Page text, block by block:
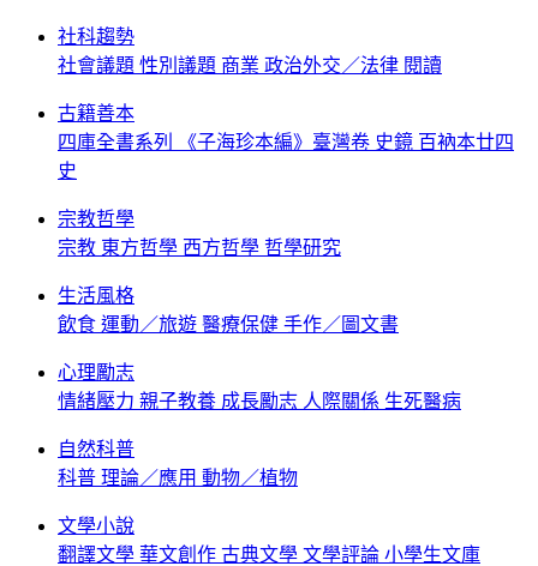
社科趨勢
社會議題 性別議題 商業 政治外交／法律 閱讀
古籍善本
四庫全書系列
《子海珍本編》臺灣卷 史鏡 百衲本廿四
史
宗教哲學
宗教 東方哲學 西方哲學 哲學研究
生活風格
飲食 運動／旅遊 醫療保健 手作／圖文書
心理勵志
情緒壓力 親子教養 成長勵志 人際關係 生死醫病
自然科普
科普 理論／應用 動物／植物
文學小說
翻譯文學 華文創作 古典文學 文學評論 小學生文庫